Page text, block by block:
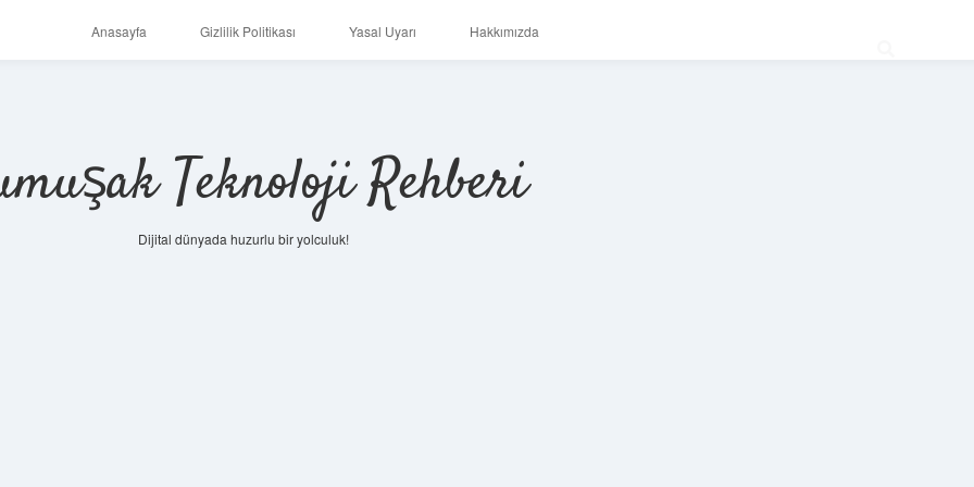
Anasayfa Gizlilik Politikası Yasal Uyarı Hakkımızda
Teknoloji Rehberi
Dijital dünyada huzurlu bir yolculuk!